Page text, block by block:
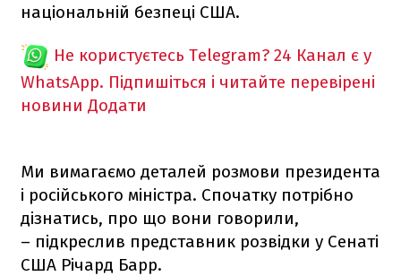
національній безпеці США.
Не користуєтесь Telegram? 24 Канал є у
WhatsApp. Підпишіться і читайте перевірені
новини Додати
Ми вимагаємо деталей розмови президента
і російського міністра. Спочатку потрібно
дізнатись, про що вони говорили,
– підкреслив представник розвідки у Сенаті
США Річард Барр.